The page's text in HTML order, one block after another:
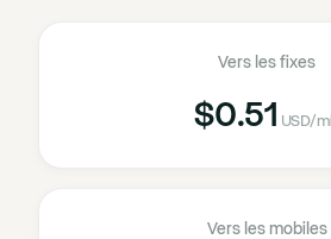
Vers les fixes
$0.51 USD/
Vers les mobiles